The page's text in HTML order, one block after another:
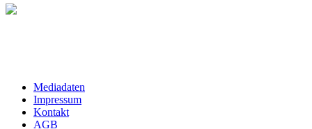
Mediadaten
Impressum
Kontakt
AGB